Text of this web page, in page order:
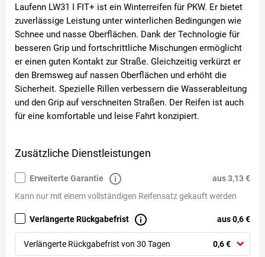
Laufenn LW31 I FIT+ ist ein Winterreifen für PKW. Er bietet
zuverlässige Leistung unter winterlichen Bedingungen wie
Schnee und nasse Oberflächen. Dank der Technologie für
besseren Grip und fortschrittliche Mischungen ermöglicht
er einen guten Kontakt zur Straße. Gleichzeitig verkürzt er
den Bremsweg auf nassen Oberflächen und erhöht die
Sicherheit. Spezielle Rillen verbessern die Wasserableitung
und den Grip auf verschneiten Straßen. Der Reifen ist auch
für eine komfortable und leise Fahrt konzipiert.
Zusätzliche Dienstleistungen
Erweiterte Garantie
Kann nur mit einem vollständigen Reifensatz gekauft werden
aus 3,13 €
Verlängerte Rückgabefrist
Verlängerte Rückgabefrist von 30 Tagen 0,6 €
aus 0,6 €